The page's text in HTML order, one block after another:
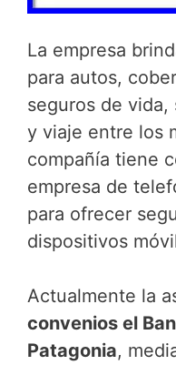
La empresa
para autos,
seguros de vida,
y viaje entre los
compañía tiene
empresa de
para ofrecer
dispositivos
Actualmente la
convenios el
Patagonia,